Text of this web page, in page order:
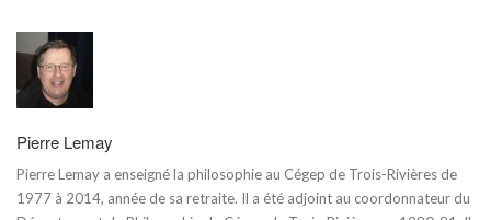
Pierre Lemay
Pierre Lemay a enseigné la philosophie au Cégep de Trois-Rivières de
1977 à 2014, année de sa retraite. Il a été adjoint au coordonnateur du